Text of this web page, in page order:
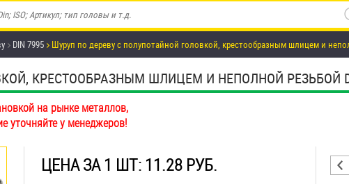
DIN 7995 Шуруп по дереву с полупотайной головкой, крестообразным шлицем и
КРЕСТООБРАЗНЫМ ШЛИЦЕМ И НЕПОЛНОЙ РЕЗЬБОЙ
на рынке металлов,
уточняйте у менеджеров!
ЦЕНА ЗА 1 ШТ: 11.28 РУБ.